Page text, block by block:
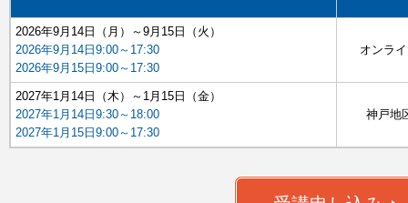
2026年9月14日（月）～9月15日（火）
2026年9月14日9:00～17:30
2026年9月15日9:00～17:30
オンラ
2027年1月14日（木）～1月15日（金）
2027年1月14日9:30～18:00
2027年1月15日9:00～17:30
神戸地